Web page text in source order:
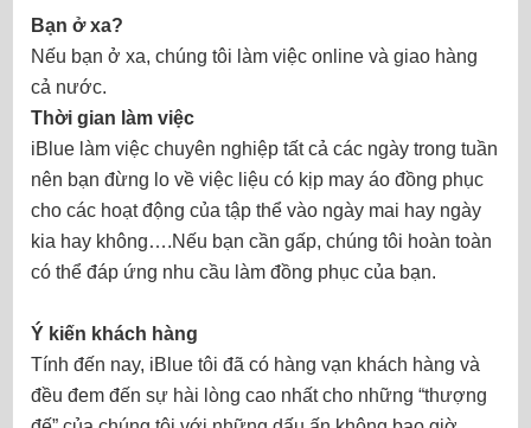
Bạn ở xa?
Nếu bạn ở xa, chúng tôi làm việc online và giao hàng
cả nước.
Thời gian làm việc
iBlue làm việc chuyên nghiệp tất cả các ngày trong tuần
nên bạn đừng lo về việc liệu có kịp may áo đồng phục
cho các hoạt động của tập thể vào ngày mai hay ngày
kia hay không….Nếu bạn cần gấp, chúng tôi hoàn toàn
có thể đáp ứng nhu cầu làm đồng phục của bạn.
Ý kiến khách hàng
Tính đến nay, iBlue tôi đã có hàng vạn khách hàng và
đều đem đến sự hài lòng cao nhất cho những “thượng